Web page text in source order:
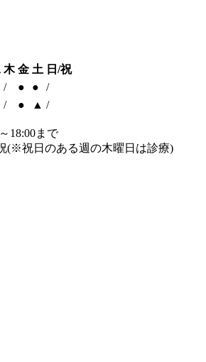
木 金 土 日/祝
/ ● ●
/
/ ● ▲ /
18:00まで
(※祝日のある週の木曜日は診療)